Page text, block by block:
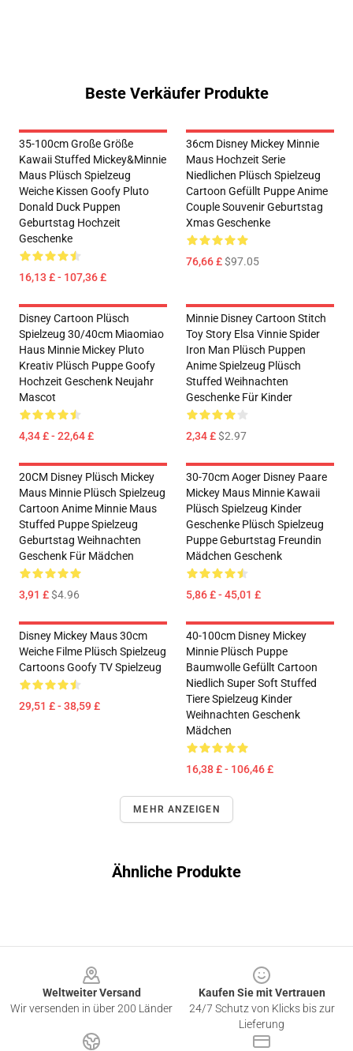
Beste Verkäufer Produkte
35-100cm Große Größe
Kawaii Stuffed Mickey&Minnie
Maus Plüsch Spielzeug
Weiche Kissen Goofy Pluto
Donald Duck Puppen
Geburtstag Hochzeit
Geschenke
16,13 £ - 107,36 £
36cm Disney Mickey Minnie
Maus Hochzeit Serie
Niedlichen Plüsch Spielzeug
Cartoon Gefüllt Puppe Anime
Couple Souvenir Geburtstag
Xmas Geschenke
76,66 £$97.05
Disney Cartoon Plüsch
Spielzeug 30/40cm Miaomiao
Haus Minnie Mickey Pluto
Kreativ Plüsch Puppe Goofy
Hochzeit Geschenk Neujahr
Mascot
4,34 £ - 22,64 £
Minnie Disney Cartoon Stitch
Toy Story Elsa Vinnie Spider
Iron Man Plüsch Puppen
Anime Spielzeug Plüsch
Stuffed Weihnachten
Geschenke Für Kinder
2,34 £$2.97
20CM Disney Plüsch Mickey
Maus Minnie Plüsch Spielzeug
Cartoon Anime Minnie Maus
Stuffed Puppe Spielzeug
Geburtstag Weihnachten
Geschenk Für Mädchen
3,91 £$4.96
30-70cm Aoger Disney Paare
Mickey Maus Minnie Kawaii
Plüsch Spielzeug Kinder
Geschenke Plüsch Spielzeug
Puppe Geburtstag Freundin
Mädchen Geschenk
5,86 £ - 45,01 £
Disney Mickey Maus 30cm
Weiche Filme Plüsch Spielzeug
Cartoons Goofy TV Spielzeug
29,51 £ - 38,59 £
40-100cm Disney Mickey
Minnie Plüsch Puppe
Baumwolle Gefüllt Cartoon
Niedlich Super Soft Stuffed
Tiere Spielzeug Kinder
Weihnachten Geschenk
Mädchen
16,38 £ - 106,46 £
MEHR ANZEIGEN
Ähnliche Produkte
Weltweiter Versand
Wir versenden in über 200 Länder
Kaufen Sie mit Vertrauen
24/7 Schutz von Klicks bis zur
Lieferung